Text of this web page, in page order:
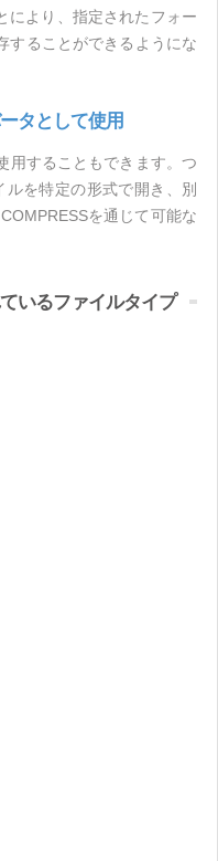
により、指定されたフォー
することができるようにな
タとして使用
用することもできます。つ
ルを特定の形式で開き、別
を通じて可能な
いるファイルタイプ